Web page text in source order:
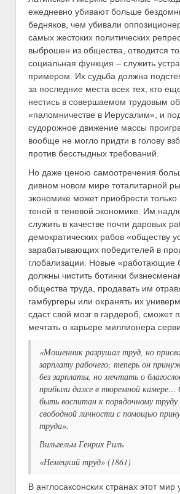
ежедневно убивают больше
бедняков, чем убивали
самых жестоких политических
выброшен из общества, отводится
социальная функция – служить
примером. Их судьба должна
за последние места всех тех, кто
нестись в совершаемом трудовым
«паломничестве в Иерусалим», и
судорожное движение массы
вообще не могло придти в голову
против бесстыдных требований.
Но даже ценою самоотречения
дивном новом мире тоталитарной
экономике может приобрести
теней в теневой экономике. Им
служить в качестве почти даровых
демократических рабов «обществу
зарабатывающих победителей в
глобализации. Новые «работающие
должны чистить ботинки
общества труда, продавать им
гамбургеры или охранять их
сдаст свой мозг в гардероб, сможет
мечтать о карьере миллионера
«Мошенник разрушал труд, но
зарплату рабочего; теперь он
без зарплаты, но мечтать о
прибыли даже в тюремной камере…
быть воспитан к порядочному
свободной личности с помощью
труда».
Вильгельм Генрих Риль
«Немецкий труд» (1861)
В англосаксонских странах этот мир